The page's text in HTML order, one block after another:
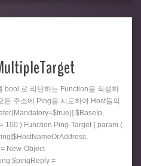
bool 로 리턴하는 Function을 작성하
든 주소에 Ping을 시도하여 Host들의
$BaseIp,
100 ) Function Ping-Target { param (
New-Object
$pingReply =